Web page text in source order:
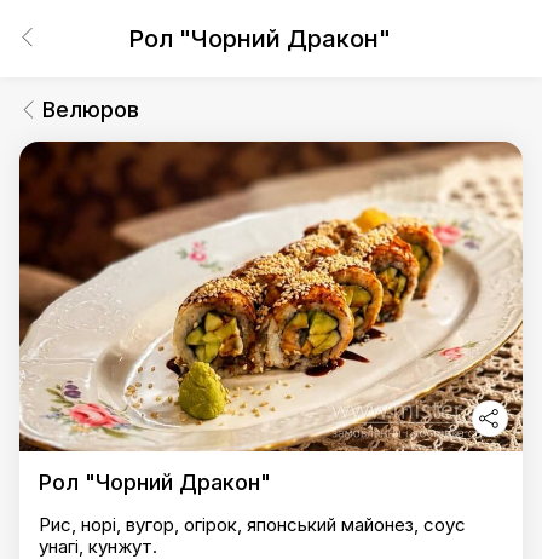
Рол "Чорний Дракон"
Велюров
Рол "Чорний Дракон"
Рис, норі, вугор, огірок, японський майонез, соус
унагі, кунжут.